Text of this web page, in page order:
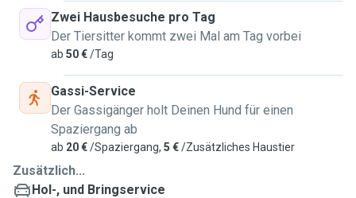
Zwei Hausbesuche pro Tag
Der Tiersitter kommt zwei Mal am Tag vorbei
ab 50 €/Tag
Gassi-Service
Der Gassigänger holt Deinen Hund für einen
Spaziergang ab
ab 20 €/Spaziergang, 5 €/Zusätzliches Haustier
Zusätzlich...
Hol-, und Bringservice